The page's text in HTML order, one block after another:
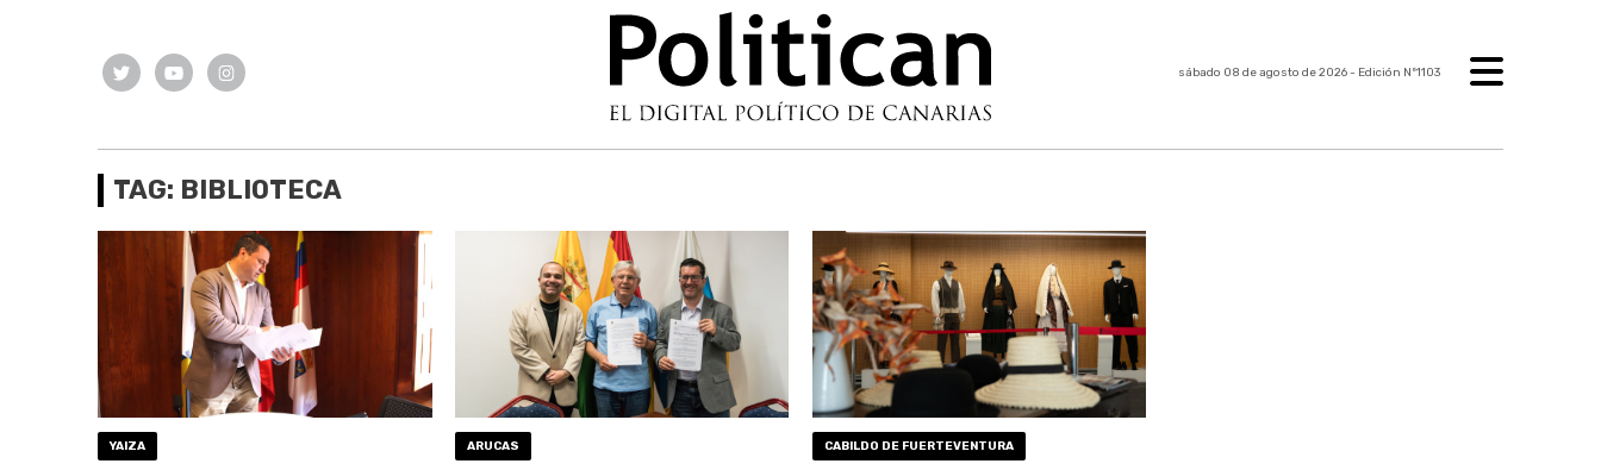
sábado 08 de agosto de 2026- Edición Nº1103
TAG: BIBLIOTECA
YAIZA ARUCAS CABILDO DE FUERTEVENTURA